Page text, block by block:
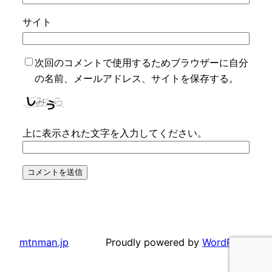
サイト
次回のコメントで使用するためブラウザーに自分
の名前、メールアドレス、サイトを保存する。
上に表示された文字を入力してください。
mtnman.jp Proudly powered by WordPress